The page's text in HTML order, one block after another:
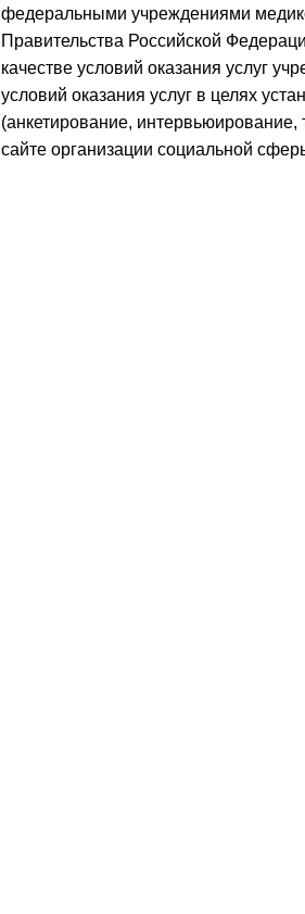
федеральными учреждениями
Правительства Российской
качестве условий оказания услуг
условий оказания услуг в целях
(анкетирование,
сайте организации социальной